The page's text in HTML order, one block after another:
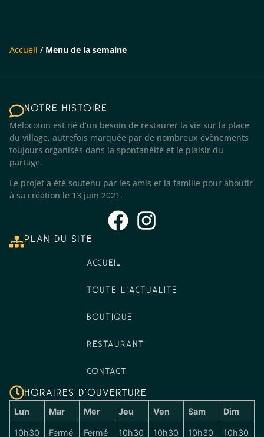
Accueil / Menu de la semaine
NOTRE HISTOIRE
Melocoton est né d’un besoin de restaurer la vie sur la place
du village, autrefois marquée par de nombreux évènements
toujours organisés dans la spontanéité et le plaisir du
partage.
Le projet a été soutenu par les amis et la famille pour aboutir
à sa création le 13 juin 2021.
PLAN DU SITE
ACCUEIL
TOUTE L’ACTUALITÉ
BOUTIQUE
RESTAURANT
CONTACT
HORAIRES D'OUVERTURE
Lun Mar Mer Jeu Ven Sam Dim
10h30 Fermé Fermé 10h30 10h30 10h30 10h30